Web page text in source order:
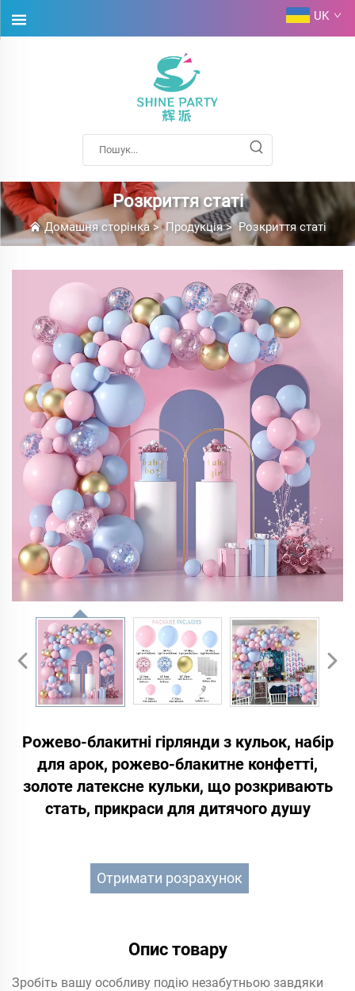
UK
Розкриття статі
Домашня сторінка>Продукція>Розкриття статі
Рожево-блакитні гірлянди з кульок, набір
для арок, рожево-блакитне конфетті,
золоте латексне кульки, що розкривають
стать, прикраси для дитячого душу
Отримати розрахунок
Опис товару
Зробіть вашу особливу подію незабутньою завдяки